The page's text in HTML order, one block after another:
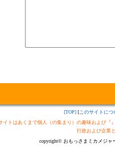
[TOP] [このサイトにつ
イトはあくまで個人（の集まり）の趣味および『
行政および企業
copyright© おもっさまミカメジャ